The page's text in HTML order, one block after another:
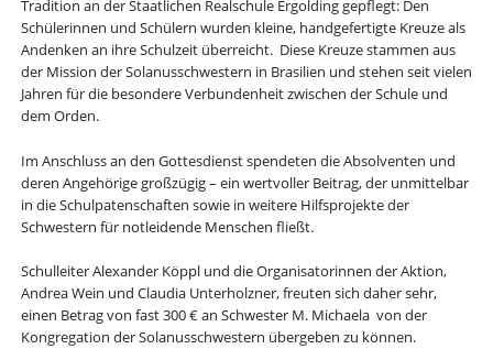
Tradition an der Staatlichen Realschule Ergolding gepflegt: Den
Schülerinnen und Schülern wurden kleine, handgefertigte Kreuze als
Andenken an ihre Schulzeit überreicht. Diese Kreuze stammen aus
der Mission der Solanusschwestern in Brasilien und stehen seit vielen
Jahren für die besondere Verbundenheit zwischen der Schule und
dem Orden.
Im Anschluss an den Gottesdienst spendeten die Absolventen und
deren Angehörige großzügig – ein wertvoller Beitrag, der unmittelbar
in die Schulpatenschaften sowie in weitere Hilfsprojekte der
Schwestern für notleidende Menschen fließt.
Schulleiter Alexander Köppl und die Organisatorinnen der Aktion,
Andrea Wein und Claudia Unterholzner, freuten sich daher sehr,
einen Betrag von fast 300 € an Schwester M. Michaela von der
Kongregation der Solanusschwestern übergeben zu können.